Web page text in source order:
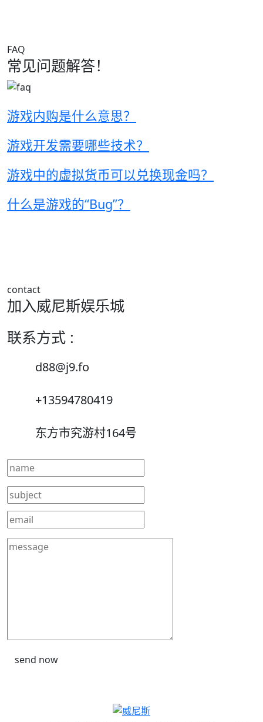
FAQ
常见问题解答！
游戏内购是什么意思？
游戏开发需要哪些技术？
游戏中的虚拟货币可以兑换现金吗？
什么是游戏的“Bug”？
contact
加入威尼斯娱乐城
联系方式 :
d88@j9.fo
+13594780419
东方市究游村164号
send now